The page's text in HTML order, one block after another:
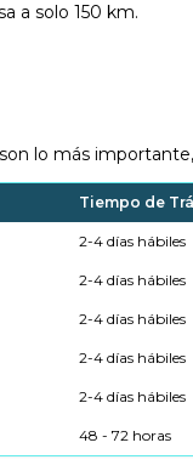
a solo 150 km.
lo más
Tiempo de
2-4 días hábiles
2-4 días hábiles
2-4 días hábiles
2-4 días hábiles
2-4 días hábiles
48 - 72 horas